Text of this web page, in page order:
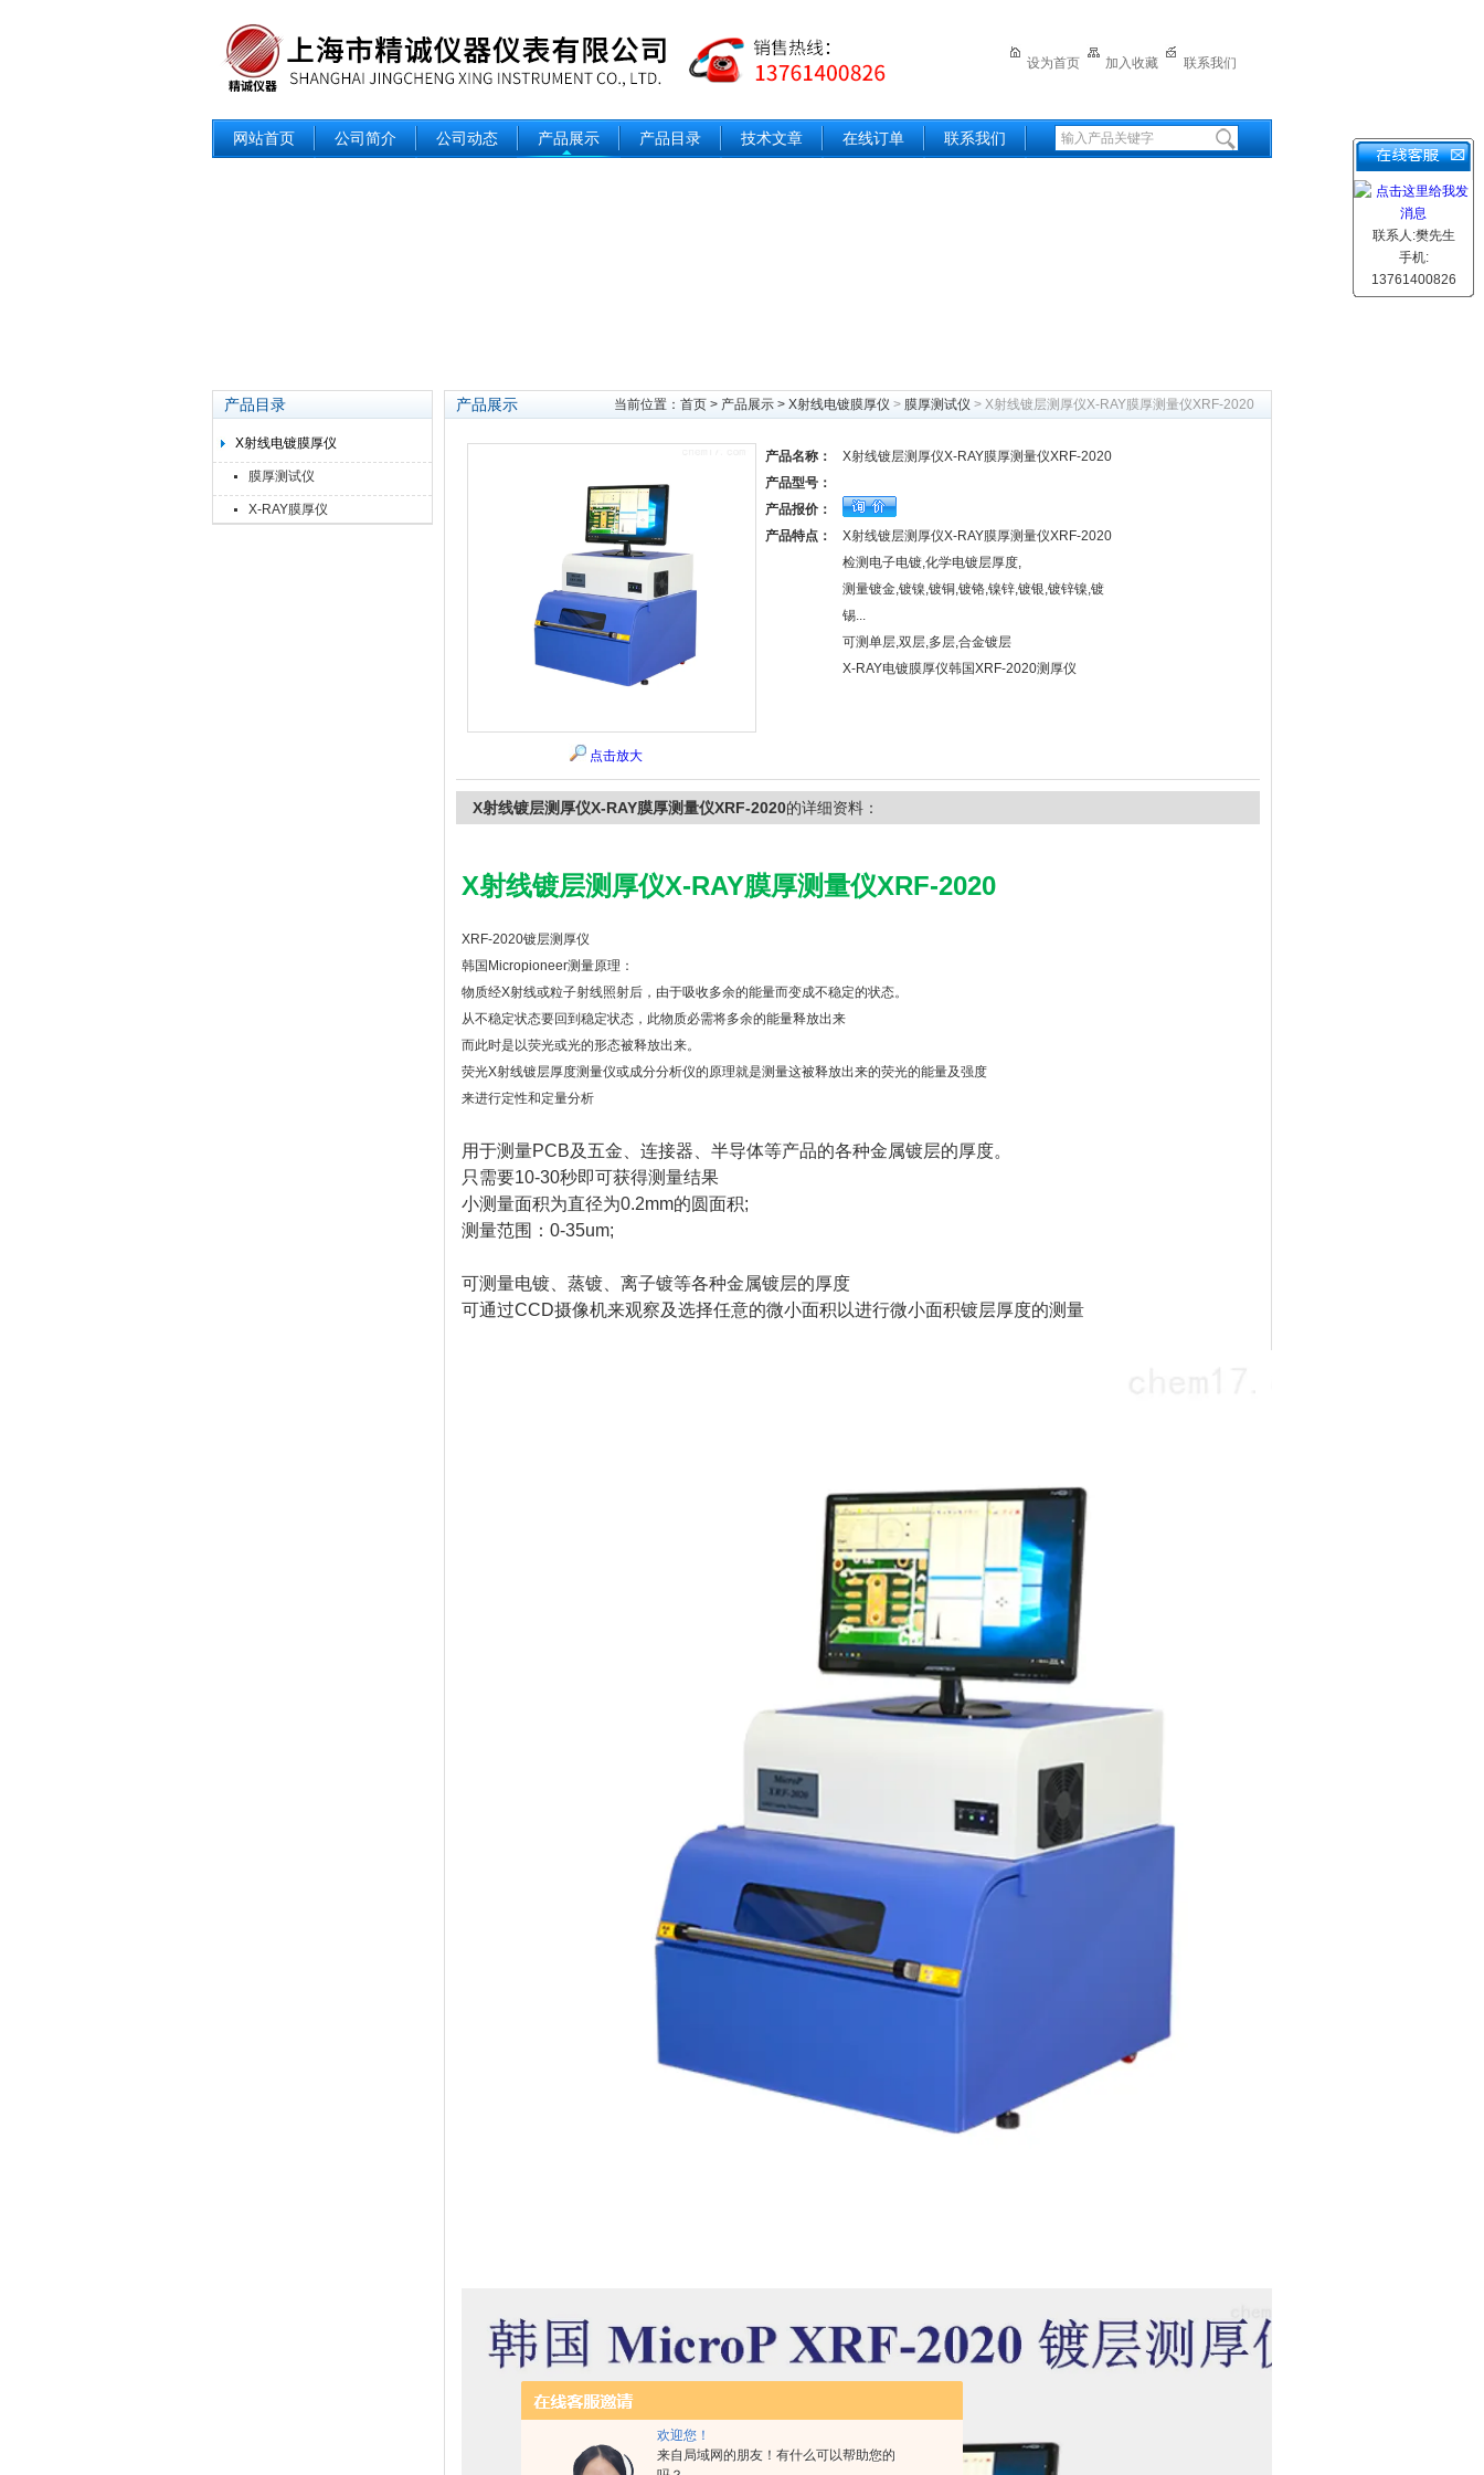
欢迎您！
来自局域网的朋友！有什么可以帮助您的
设为首页 加入收藏 联系我们
网站首页 公司简介 公司动态 产品展示 产品目录 技术文章 在线订单 联系我们
产品目录
X射线电镀膜厚仪
膜厚测试仪
X-RAY膜厚仪
产品展示 当前位置： 首页 > 产品展示 > X射线电镀膜厚仪 > 膜厚测试仪 > X射线镀层测厚仪X-RAY膜厚测量仪XRF-2020
点击放大
产品名称：
X射线镀层测厚仪X-RAY膜厚测量仪XRF-2020
产品型号：
产品报价：
产品特点：
X射线镀层测厚仪X-RAY膜厚测量仪XRF-2020
检测电子电镀,化学电镀层厚度,
测量镀金,镀镍,镀铜,镀铬,镍锌,镀银,镀锌镍,镀
锡...
可测单层,双层,多层,合金镀层
X-RAY电镀膜厚仪韩国XRF-2020测厚仪
X射线镀层测厚仪X-RAY膜厚测量仪XRF-2020的详细资料：
X射线镀层测厚仪X-RAY膜厚测量仪XRF-2020
XRF-2020镀层测厚仪
韩国Micropioneer测量原理：
物质经X射线或粒子射线照射后，由于吸收多余的能量而变成不稳定的状态。
从不稳定状态要回到稳定状态，此物质必需将多余的能量释放出来
而此时是以荧光或光的形态被释放出来。
荧光X射线镀层厚度测量仪或成分分析仪的原理就是测量这被释放出来的荧光的能量及强度
来进行定性和定量分析
用于测量PCB及五金、连接器、半导体等产品的各种金属镀层的厚度。
只需要10-30秒即可获得测量结果
小测量面积为直径为0.2mm的圆面积;
测量范围：0-35um;
可测量电镀、蒸镀、离子镀等各种金属镀层的厚度
可通过CCD摄像机来观察及选择任意的微小面积以进行微小面积镀层厚度的测量
联系人:樊先生
手机:
13761400826